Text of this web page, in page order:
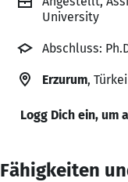
University
Abschluss:
Erzurum, Türkei
Logg Dich ein, um
Fähigkeiten